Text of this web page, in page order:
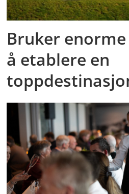
Bruker
å etablere en